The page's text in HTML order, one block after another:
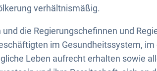
verhältnismäßig.
und die Regierungschefinnen und
im Gesundheitssystem,
Leben aufrecht erhalten sowie